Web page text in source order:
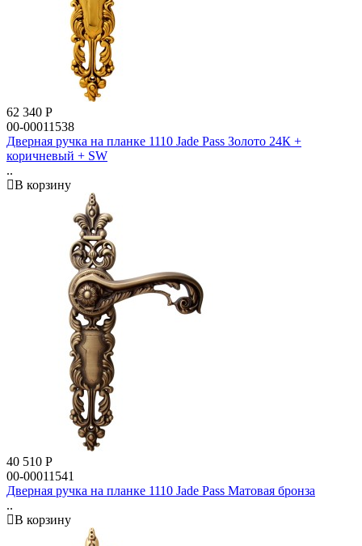
62 340 Р
00-00011538
Дверная ручка на планке 1110 Jade Pass Золото 24К +
коричневый + SW
..
В корзину
40 510 Р
00-00011541
Дверная ручка на планке 1110 Jade Pass Матовая бронза
..
В корзину